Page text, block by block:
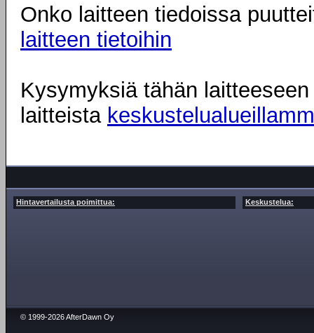
Onko laitteen tiedoissa
laitteen tietoihin
Kysymyksiä tähän
laitteista
Hintavertailusta poimittua: Keskustelua:
© 1999-2026 AfterDawn Oy